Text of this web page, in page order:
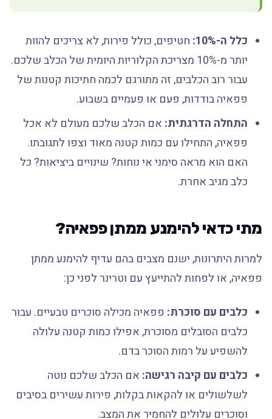
כלל ה-10%:
חטיפים, כולל פירות, לא צריכים להוות
יותר מ-10% מצריכת הקלוריות היומית של הכלב שלכם.
עבור רוב הכלבים, זה מתורגם לכמה חתיכות קטנות של
פפאיה בודדות, פעם או פעמיים בשבוע.
התחלה הדרגתית:אם הכלב שלכם מעולם לא אכל
פפאיה, התחילו עם כמות קטנה מאוד וצפו לתגובתו.
האם הוא מראה סימני אי נוחות? שינויים ביציאות? כל
כלב מגיב אחרת.
מתי כדאי להימנע ממתן פפאיה?
למרות היתרונות, ישנם מצבים בהם עדיף להימנע ממתן
פפאיה, או לפחות להתייעץ עם וטרינר לפני כן:
כלבים עם סוכרת:פפאיה מכילה סוכרים טבעיים. עבור
כלבים הסובלים מסוכרת, אפילו כמות קטנה עלולה
להשפיע על רמות הסוכר בדם.
כלבים עם קיבה רגישה:אם הכלב שלכם נוטה
לשלשולים או להקאות בקלות, פירות עשירים בסיבים
וסוכרים עלולים להחמיר את המצב.